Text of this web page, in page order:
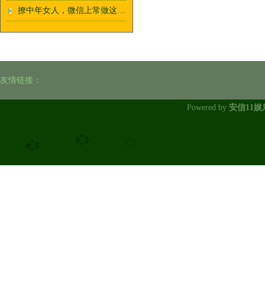
撩中年女人，微信上常做这些事，就行了
友情链接：
Powered by 安信11娱